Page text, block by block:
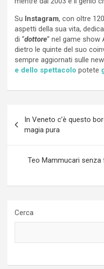
Su Instagram, con oltre
aspetti della sua vita,
di “dottore” nel game show
dietro le quinte del suo
sempre aggiornati sulle
e dello spettacolo potete
articoli
In Veneto c’è questo
magia pura
Teo Mammucari senza
Cerca